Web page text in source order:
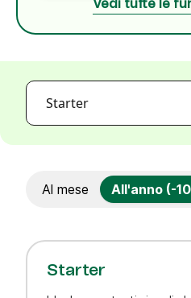
Vedi tutte le
Starter
Al mese All'anno (-
Starter